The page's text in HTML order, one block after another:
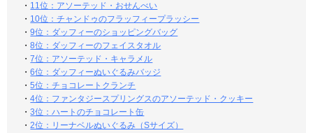
・ 11位：アソーテッド・おせんべい
・ 10位：チャンドゥのフラッフィープラッシー
・9位：ダッフィーのショッピングバッグ
・8位：ダッフィーのフェイスタオル
・7位：アソーテッド・キャラメル
・6位：ダッフィーぬいぐるみバッジ
・5位：チョコレートクランチ
・4位：ファンタジースプリングスのアソーテッド・クッキー
・3位：ハートのチョコレート缶
・2位：リーナベルぬいぐるみ（Sサイズ）